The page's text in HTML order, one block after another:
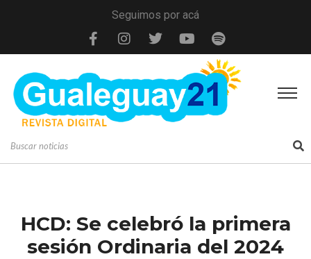
Seguimos por acá
HCD: Se celebró la primera
sesión Ordinaria del 2024